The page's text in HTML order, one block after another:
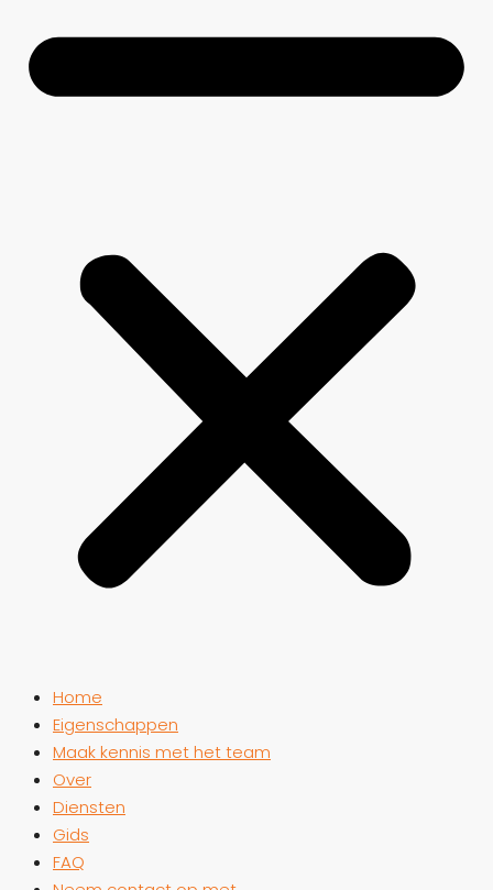
Home
Eigenschappen
Maak kennis met het team
Over
Diensten
Gids
FAQ